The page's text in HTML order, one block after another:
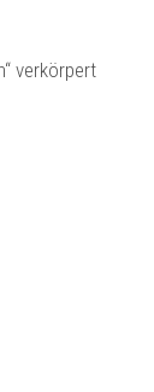
verkörpert